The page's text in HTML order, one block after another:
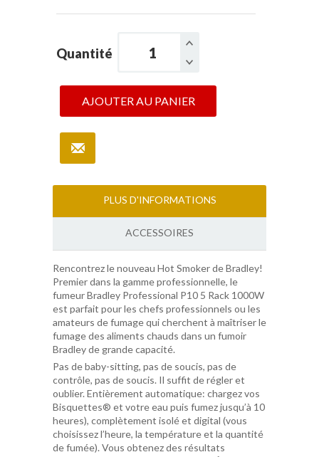
Quantité
AJOUTER AU PANIER
PLUS D'INFORMATIONS
ACCESSOIRES
Rencontrez le nouveau Hot Smoker de Bradley!
Premier dans la gamme professionnelle, le
fumeur Bradley Professional P10 5 Rack 1000W
est parfait pour les chefs professionnels ou les
amateurs de fumage qui cherchent à maîtriser le
fumage des aliments chauds dans un fumoir
Bradley de grande capacité.
Pas de baby-sitting, pas de soucis, pas de
contrôle, pas de soucis. Il suffit de régler et
oublier. Entièrement automatique: chargez vos
Bisquettes® et votre eau puis fumez jusqu’à 10
heures), complètement isolé et digital (vous
choisissez l’heure, la température et la quantité
de fumée). Vous obtenez des résultats